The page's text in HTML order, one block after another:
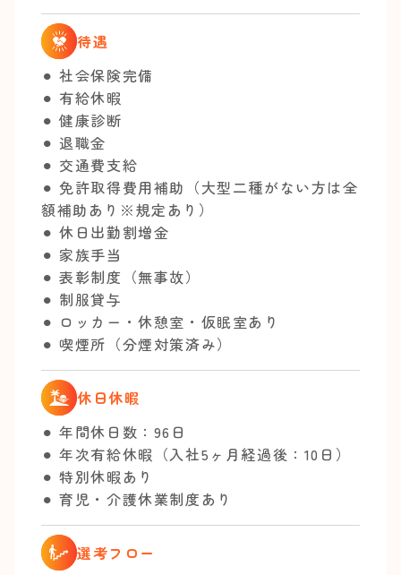
待遇
⚫︎ 社会保険完備
⚫︎ 有給休暇
⚫︎ 健康診断
⚫︎ 退職金
⚫︎ 交通費支給
⚫︎ 免許取得費用補助（大型二種がない方は全
額補助あり※規定あり）
⚫︎ 休日出勤割増金
⚫︎ 家族手当
⚫︎ 表彰制度（無事故）
⚫︎ 制服貸与
⚫︎ ロッカー・休憩室・仮眠室あり
⚫︎ 喫煙所（分煙対策済み）
休日休暇
⚫︎ 年間休日数：96日
⚫︎ 年次有給休暇（入社5ヶ月経過後：10日）
⚫︎ 特別休暇あり
⚫︎ 育児・介護休業制度あり
選考フロー